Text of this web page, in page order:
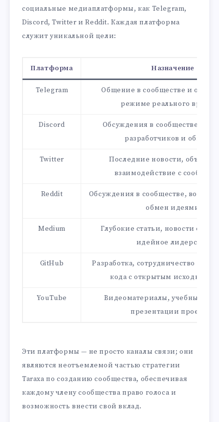
социальные медиаплатформы, как Telegram,
Discord, Twitter и Reddit. Каждая платформа
служит уникальной цели:
Платформа Назначение
Telegram
Общение в сообществе и
режиме реального
Discord
Обсуждения в сообществе,
разработчиков и
Twitter
Последние новости,
взаимодействие с
Reddit
Обсуждения в сообществе,
обмен идеями
Medium
Глубокие статьи, новости о
идейное лидерство
GitHub
Разработка, сотрудничество и
кода с открытым исходным
YouTube
Видеоматериалы, учебные
презентации проектов
Эти платформы — не просто каналы связи; они
являются неотъемлемой частью стратегии
Taraxa по созданию сообщества, обеспечивая
каждому члену сообщества право голоса и
возможность внести свой вклад.